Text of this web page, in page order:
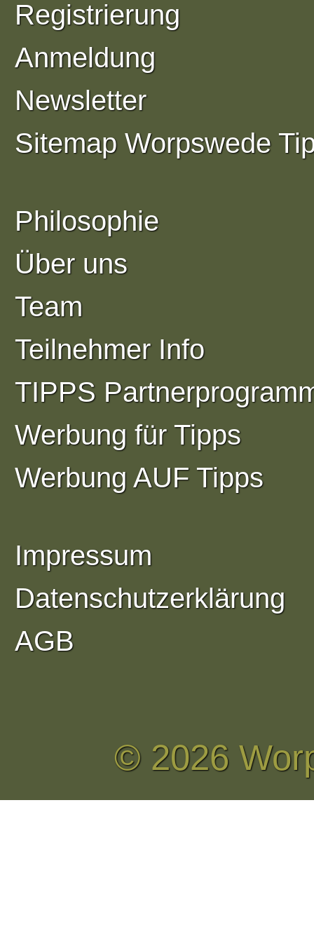
Registrierung
Anmeldung
Newsletter
Sitemap Worpswede
Philosophie
Über uns
Team
Teilnehmer Info
TIPPS
Werbung für Tipps
Werbung AUF Tipps
Impressum
Datenschutzerklärung
AGB
© 2026